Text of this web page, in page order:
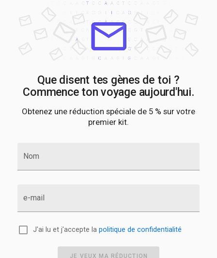
Que disent tes gènes de toi ?
Commence ton voyage aujourd'hui.
Obtenez une réduction spéciale de 5 % sur votre
premier kit.
Nom
e-mail
J'ai lu et j'accepte la politique de confidentialité
JE VEUX MA RÉDUCTION